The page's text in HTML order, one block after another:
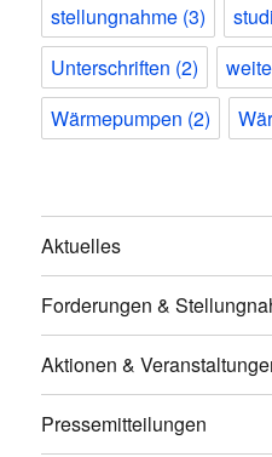
stellungnahme (3)
Unterschriften (2)
Wärmepumpen (2)
Aktuelles
Forderungen &
Aktionen &
Pressemitteilungen